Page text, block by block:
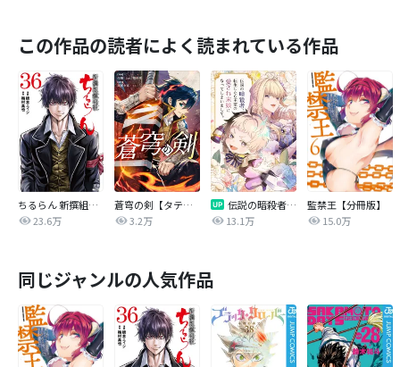
この作品の読者によく読まれている作品
ちるらん 新撰組鎮魂歌
23.6万
蒼穹の剣【タテヨミ】
3.2万
伝説の暗殺者、転生したら王家の愛され末娘になってしまいまして。【タテヨミ】
13.1万
監禁王【分冊版】
15.0万
同じジャンルの人気作品